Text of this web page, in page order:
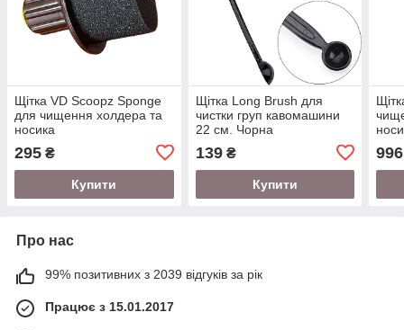
Щітка VD Scoopz Sponge
для чищення холдера та
носика
295 ₴
Купити
Щітка Long Brush для
чистки груп кавомашини
22 см. Чорна
139₴
Купити
996
Про нас
99% позитивних з 2039 відгуків за рік
Працює з 15.01.2017